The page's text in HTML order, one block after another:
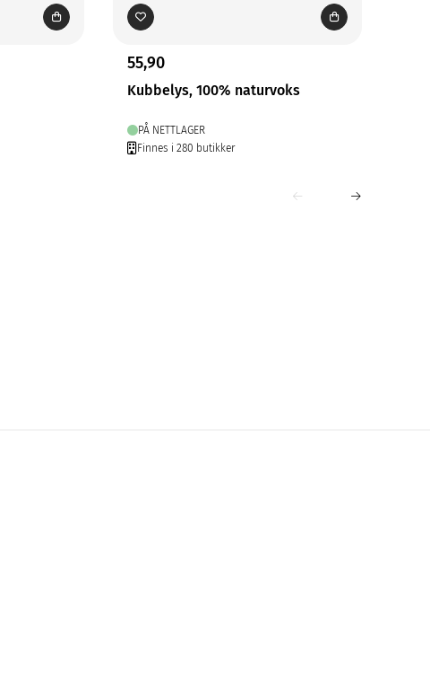
55,90
Kubbelys, 100% naturvoks
PÅ NETTLAGER
Finnes i 280 butikker